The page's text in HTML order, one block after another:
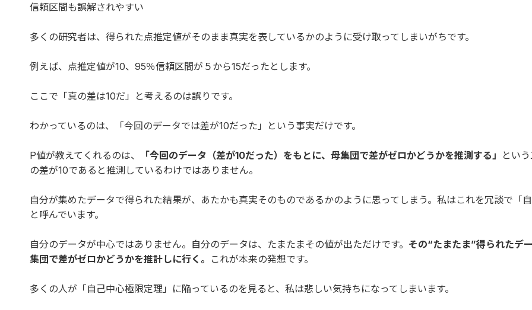
信頼区間も誤解されやすい
多くの研究者は、得られた点推定値がそのまま真実を表しているかのように受け取ってしまいがちです。
例えば、点推定値が10、95％信頼区間が５から15だったとします。
ここで「真の差は10だ」と考えるのは誤りです。
わかっているのは、「今回のデータでは差が10だった」という事実だけです。
P値が教えてくれるのは、 「今回のデータ（差が10だった）をもとに、母集団で差がゼロかどうかを推測する」
とい
の差が10であると推測しているわけではありません。
自分が集めたデータで得られた結果が、あたかも真実そのものであるかのように思ってしまう。私はこれを冗談で「自
と呼んでいます。
自分のデータが中心ではありません。自分のデータは、たまたまその値が出ただけです。 その“たまたま”得られたデ
集団で差がゼロかどうかを推計しに行く。
これが本来の発想です。
多くの人が「自己中心極限定理」に陥っているのを見ると、私は悲しい気持ちになってしまいます。